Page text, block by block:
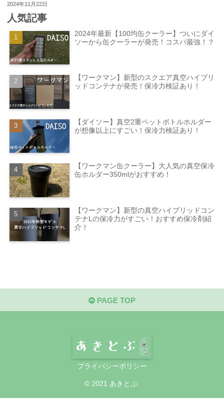
2024年11月22日
人気記事
2024年最新【100均缶クーラー】ついにダイ
ソーから缶クーラーが発売！コスパ最強！？
【ワークマン】新型のスクエア真空ハイブリ
ッドコンテナが発売！保冷力検証あり！
【ダイソー】真空2重ペットボトルホルダー
が想像以上にすごい！保冷力検証あり！
【ワークマン缶クーラー】大人気の真空保冷
缶ホルダー350mlがおすすめ！
【ワークマン】新型の真空ハイブリッドコン
テナLの保冷力がすごい！おすすめ保冷剤紹
介！
PAGE TOP
プライバシーポリシー
© 2021 あきとぶ.